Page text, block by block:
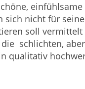
sich nicht für
soll
schlichten,
qualitativ